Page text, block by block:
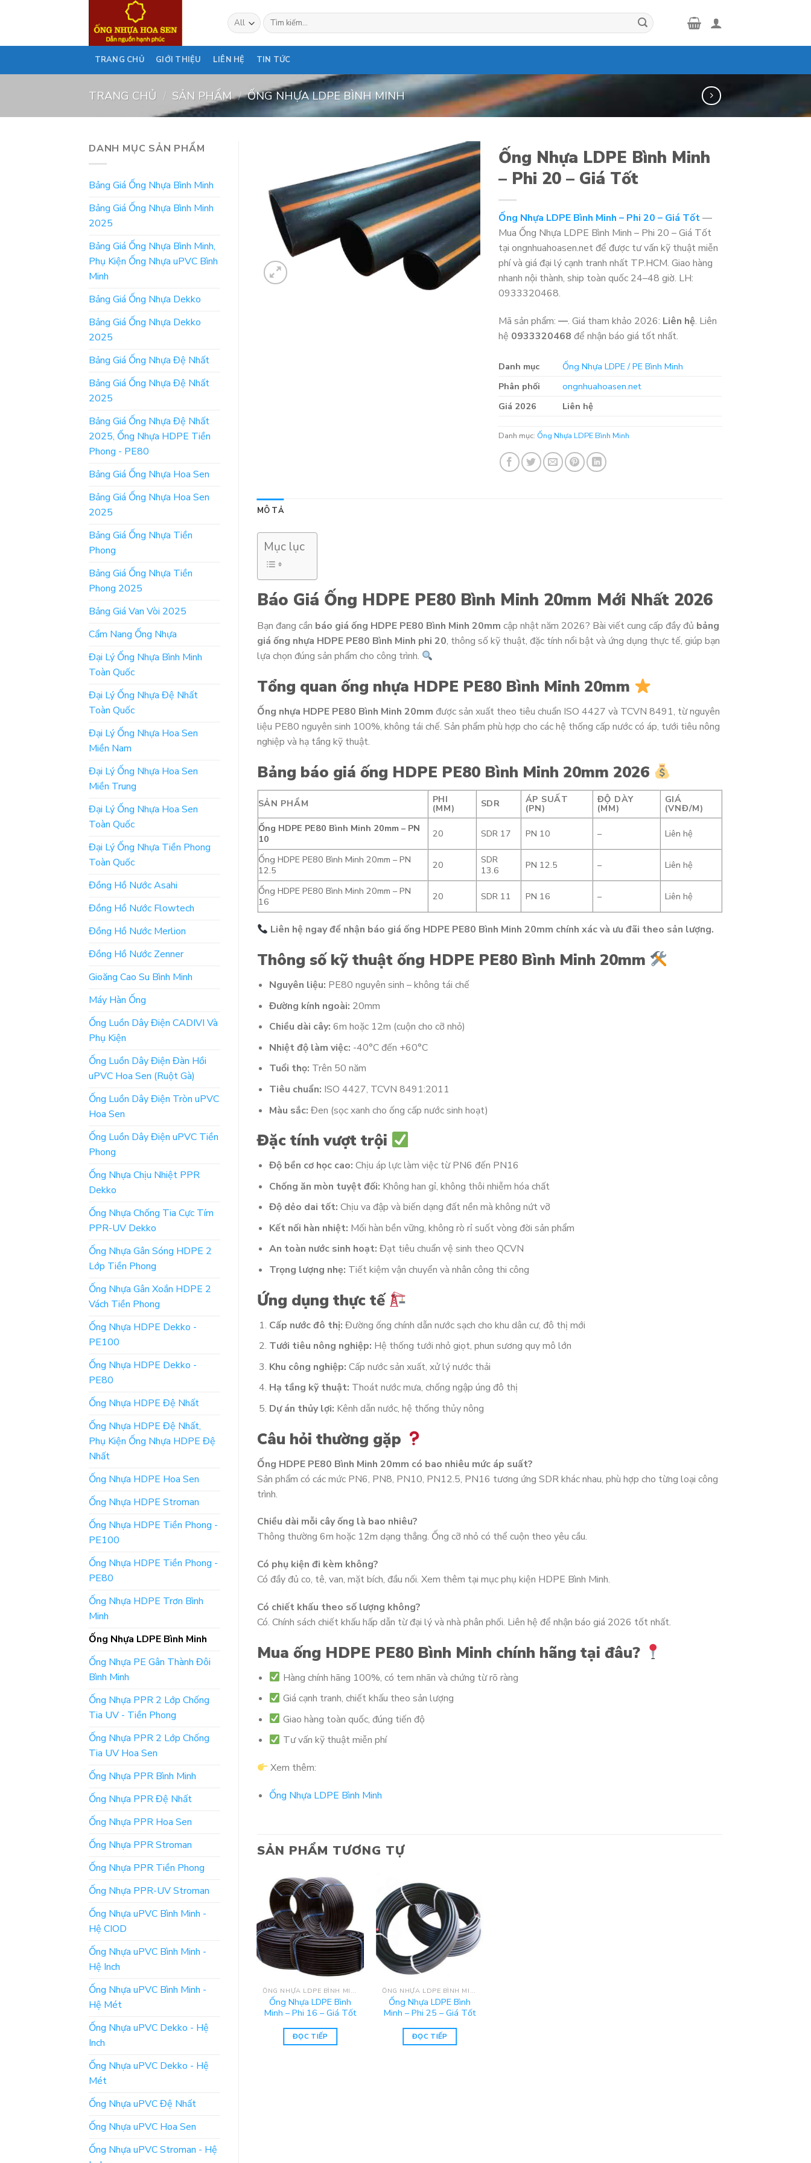
Tìm
kiếm:
TRANG CHỦ GIỚI THIỆU LIÊN HỆ TIN TỨC
TRANG CHỦ / SẢN PHẨM / ỐNG NHỰA LDPE BÌNH MINH
DANH MỤC SẢN PHẨM
Bảng Giá Ống Nhựa Bình Minh
Bảng Giá Ống Nhựa Bình Minh
2025
Bảng Giá Ống Nhựa Bình Minh,
Phụ Kiện Ống Nhựa uPVC Bình
Minh
Bảng Giá Ống Nhựa Dekko
Bảng Giá Ống Nhựa Dekko
2025
Bảng Giá Ống Nhựa Đệ Nhất
Bảng Giá Ống Nhựa Đệ Nhất
2025
Bảng Giá Ống Nhựa Đệ Nhất
2025, Ống Nhựa HDPE Tiền
Phong - PE80
Bảng Giá Ống Nhựa Hoa Sen
Bảng Giá Ống Nhựa Hoa Sen
2025
Bảng Giá Ống Nhựa Tiền
Phong
Bảng Giá Ống Nhựa Tiền
Phong 2025
Bảng Giá Van Vòi 2025
Cẩm Nang Ống Nhựa
Đại Lý Ống Nhựa Bình Minh
Toàn Quốc
Đại Lý Ống Nhựa Đệ Nhất
Toàn Quốc
Đại Lý Ống Nhựa Hoa Sen
Miền Nam
Đại Lý Ống Nhựa Hoa Sen
Miền Trung
Đại Lý Ống Nhựa Hoa Sen
Toàn Quốc
Đại Lý Ống Nhựa Tiền Phong
Toàn Quốc
Đồng Hồ Nước Asahi
Đồng Hồ Nước Flowtech
Đồng Hồ Nước Merlion
Đồng Hồ Nước Zenner
Gioăng Cao Su Bình Minh
Máy Hàn Ống
Ống Luồn Dây Điện CADIVI Và
Phụ Kiện
Ống Luồn Dây Điện Đàn Hồi
uPVC Hoa Sen (Ruột Gà)
Ống Luồn Dây Điện Tròn uPVC
Hoa Sen
Ống Luồn Dây Điện uPVC Tiền
Phong
Ống Nhựa Chịu Nhiệt PPR
Dekko
Ống Nhựa Chống Tia Cực Tím
PPR-UV Dekko
Ống Nhựa Gân Sóng HDPE 2
Lớp Tiền Phong
Ống Nhựa Gân Xoắn HDPE 2
Vách Tiền Phong
Ống Nhựa HDPE Dekko -
PE100
Ống Nhựa HDPE Dekko -
PE80
Ống Nhựa HDPE Đệ Nhất
Ống Nhựa HDPE Đệ Nhất,
Phụ Kiện Ống Nhựa HDPE Đệ
Nhất
Ống Nhựa HDPE Hoa Sen
Ống Nhựa HDPE Stroman
Ống Nhựa HDPE Tiền Phong -
PE100
Ống Nhựa HDPE Tiền Phong -
PE80
Ống Nhựa HDPE Trơn Bình
Minh
Ống Nhựa LDPE Bình Minh
Ống Nhựa PE Gân Thành Đôi
Bình Minh
Ống Nhựa PPR 2 Lớp Chống
Tia UV - Tiền Phong
Ống Nhựa PPR 2 Lớp Chống
Tia UV Hoa Sen
Ống Nhựa PPR Bình Minh
Ống Nhựa PPR Đệ Nhất
Ống Nhựa PPR Hoa Sen
Ống Nhựa PPR Stroman
Ống Nhựa PPR Tiền Phong
Ống Nhựa PPR-UV Stroman
Ống Nhựa uPVC Bình Minh -
Hệ CIOD
Ống Nhựa uPVC Bình Minh -
Hệ Inch
Ống Nhựa uPVC Bình Minh -
Hệ Mét
Ống Nhựa uPVC Dekko - Hệ
Inch
Ống Nhựa uPVC Dekko - Hệ
Mét
Ống Nhựa uPVC Đệ Nhất
Ống Nhựa uPVC Hoa Sen
Ống Nhựa uPVC Stroman - Hệ
Ống Nhựa LDPE Bình Minh
– Phi 20 – Giá Tốt
Ống Nhựa LDPE Bình Minh – Phi 20 – Giá Tốt—
Mua Ống Nhựa LDPE Bình Minh – Phi 20 – Giá Tốt
tại ongnhuahoasen.net để được tư vấn kỹ thuật miễn
phí và giá đại lý cạnh tranh nhất TP.HCM. Giao hàng
nhanh nội thành, ship toàn quốc 24–48 giờ. LH:
0933320468.
Mã sản phẩm:—. Giá tham khảo 2026: Liên hệ. Liên
hệ 0933320468 để nhận báo giá tốt nhất.
Danh mục
Ống Nhựa LDPE / PE Bình Minh
Phân phối
ongnhuahoasen.net
Giá 2026
Liên hệ
Danh mục:Ống Nhựa LDPE Bình Minh
MÔ TẢ
Mục lục
Báo Giá Ống HDPE PE80 Bình Minh 20mm Mới Nhất 2026
Bạn đang cần báo giá ống HDPE PE80 Bình Minh 20mm cập nhật năm 2026? Bài viết cung cấp đầy đủ bảng
giá ống nhựa HDPE PE80 Bình Minh phi 20, thông số kỹ thuật, đặc tính nổi bật và ứng dụng thực tế, giúp bạn
lựa chọn đúng sản phẩm cho công trình.
Tổng quan ống nhựa HDPE PE80 Bình Minh 20mm
Ống nhựa HDPE PE80 Bình Minh 20mm được sản xuất theo tiêu chuẩn ISO 4427 và TCVN 8491, từ nguyên
liệu PE80 nguyên sinh 100%, không tái chế. Sản phẩm phù hợp cho các hệ thống cấp nước có áp, tưới tiêu nông
nghiệp và hạ tầng kỹ thuật.
Bảng báo giá ống HDPE PE80 Bình Minh 20mm 2026
SẢN PHẨM PHI
(MM) SDR ÁP SUẤT
(PN)
ĐỘ DÀY
(MM)
GIÁ
(VNĐ/M)
Ống HDPE PE80 Bình Minh 20mm – PN
10
20 SDR 17 PN 10 – Liên hệ
Ống HDPE PE80 Bình Minh 20mm – PN
12.5
20
SDR
13.6
PN 12.5 – Liên hệ
Ống HDPE PE80 Bình Minh 20mm – PN
16
20 SDR 11 PN 16 – Liên hệ
Liên hệ ngay để nhận báo giá ống HDPE PE80 Bình Minh 20mm chính xác và ưu đãi theo sản lượng.
Thông số kỹ thuật ống HDPE PE80 Bình Minh 20mm
Nguyên liệu: PE80 nguyên sinh – không tái chế
Đường kính ngoài: 20mm
Chiều dài cây: 6m hoặc 12m (cuộn cho cỡ nhỏ)
Nhiệt độ làm việc: -40°C đến +60°C
Tuổi thọ: Trên 50 năm
Tiêu chuẩn: ISO 4427, TCVN 8491:2011
Màu sắc: Đen (sọc xanh cho ống cấp nước sinh hoạt)
Đặc tính vượt trội
Độ bền cơ học cao: Chịu áp lực làm việc từ PN6 đến PN16
Chống ăn mòn tuyệt đối: Không han gỉ, không thôi nhiễm hóa chất
Độ dẻo dai tốt: Chịu va đập và biến dạng đất nền mà không nứt vỡ
Kết nối hàn nhiệt: Mối hàn bền vững, không rò rỉ suốt vòng đời sản phẩm
An toàn nước sinh hoạt: Đạt tiêu chuẩn vệ sinh theo QCVN
Trọng lượng nhẹ: Tiết kiệm vận chuyển và nhân công thi công
Ứng dụng thực tế
Cấp nước đô thị: Đường ống chính dẫn nước sạch cho khu dân cư, đô thị mới
Tưới tiêu nông nghiệp: Hệ thống tưới nhỏ giọt, phun sương quy mô lớn
Khu công nghiệp: Cấp nước sản xuất, xử lý nước thải
Hạ tầng kỹ thuật: Thoát nước mưa, chống ngập úng đô thị
Dự án thủy lợi: Kênh dẫn nước, hệ thống thủy nông
Câu hỏi thường gặp
Ống HDPE PE80 Bình Minh 20mm có bao nhiêu mức áp suất?
Sản phẩm có các mức PN6, PN8, PN10, PN12.5, PN16 tương ứng SDR khác nhau, phù hợp cho từng loại công
trình.
Chiều dài mỗi cây ống là bao nhiêu?
Thông thường 6m hoặc 12m dạng thẳng. Ống cỡ nhỏ có thể cuộn theo yêu cầu.
Có phụ kiện đi kèm không?
Có đầy đủ co, tê, van, mặt bích, đầu nối. Xem thêm tại mục phụ kiện HDPE Bình Minh.
Có chiết khấu theo số lượng không?
Có. Chính sách chiết khấu hấp dẫn từ đại lý và nhà phân phối. Liên hệ để nhận báo giá 2026 tốt nhất.
Mua ống HDPE PE80 Bình Minh chính hãng tại đâu?
Hàng chính hãng 100%, có tem nhãn và chứng từ rõ ràng
Giá cạnh tranh, chiết khấu theo sản lượng
Giao hàng toàn quốc, đúng tiến độ
Tư vấn kỹ thuật miễn phí
Xem thêm:
Ống Nhựa LDPE Bình Minh
SẢN PHẨM TƯƠNG TỰ
ỐNG NHỰA LDPE BÌNH MINH
Ống Nhựa LDPE Bình
Minh – Phi 16 – Giá Tốt
ĐỌC TIẾP
ỐNG NHỰA LDPE BÌNH MINH
Ống Nhựa LDPE Bình
Minh – Phi 25 – Giá Tốt
ĐỌC TIẾP